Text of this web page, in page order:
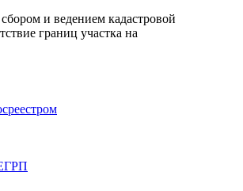
и ведением кадастровой
границ участка на